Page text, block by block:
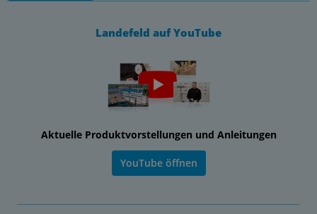
Landefeld auf YouTube
Aktuelle Produktvorstellungen und Anleitungen
YouTube öffnen